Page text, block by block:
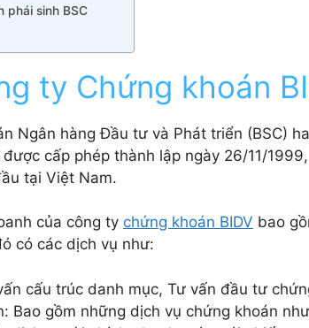
phái sinh BSC
ty Chứng khoán
Ngân hàng Đầu tư và Phát triển (BSC)
cấp phép thành lập ngày 26/11/
tại Việt Nam.
của công ty chứng khoán BIDV bao
có các dịch vụ như:
cấu trúc danh mục, Tư vấn đầu tư
Bao gồm những dịch vụ chứng khoán